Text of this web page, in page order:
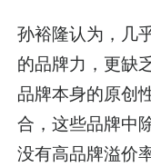
孙裕隆认为，几
的品牌力，更缺
品牌本身的原创
合，这些品牌中
没有高品牌溢价